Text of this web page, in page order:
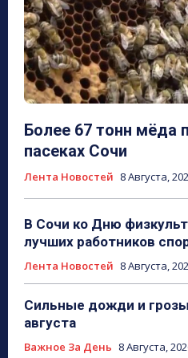
Более 67 тонн мёда
пасеках Сочи
Лента Новостей 8 Августа,
В Сочи ко Дню
лучших работников
Лента Новостей 8 Августа,
Сильные дожди и
августа
Важное За День 8 Августа,